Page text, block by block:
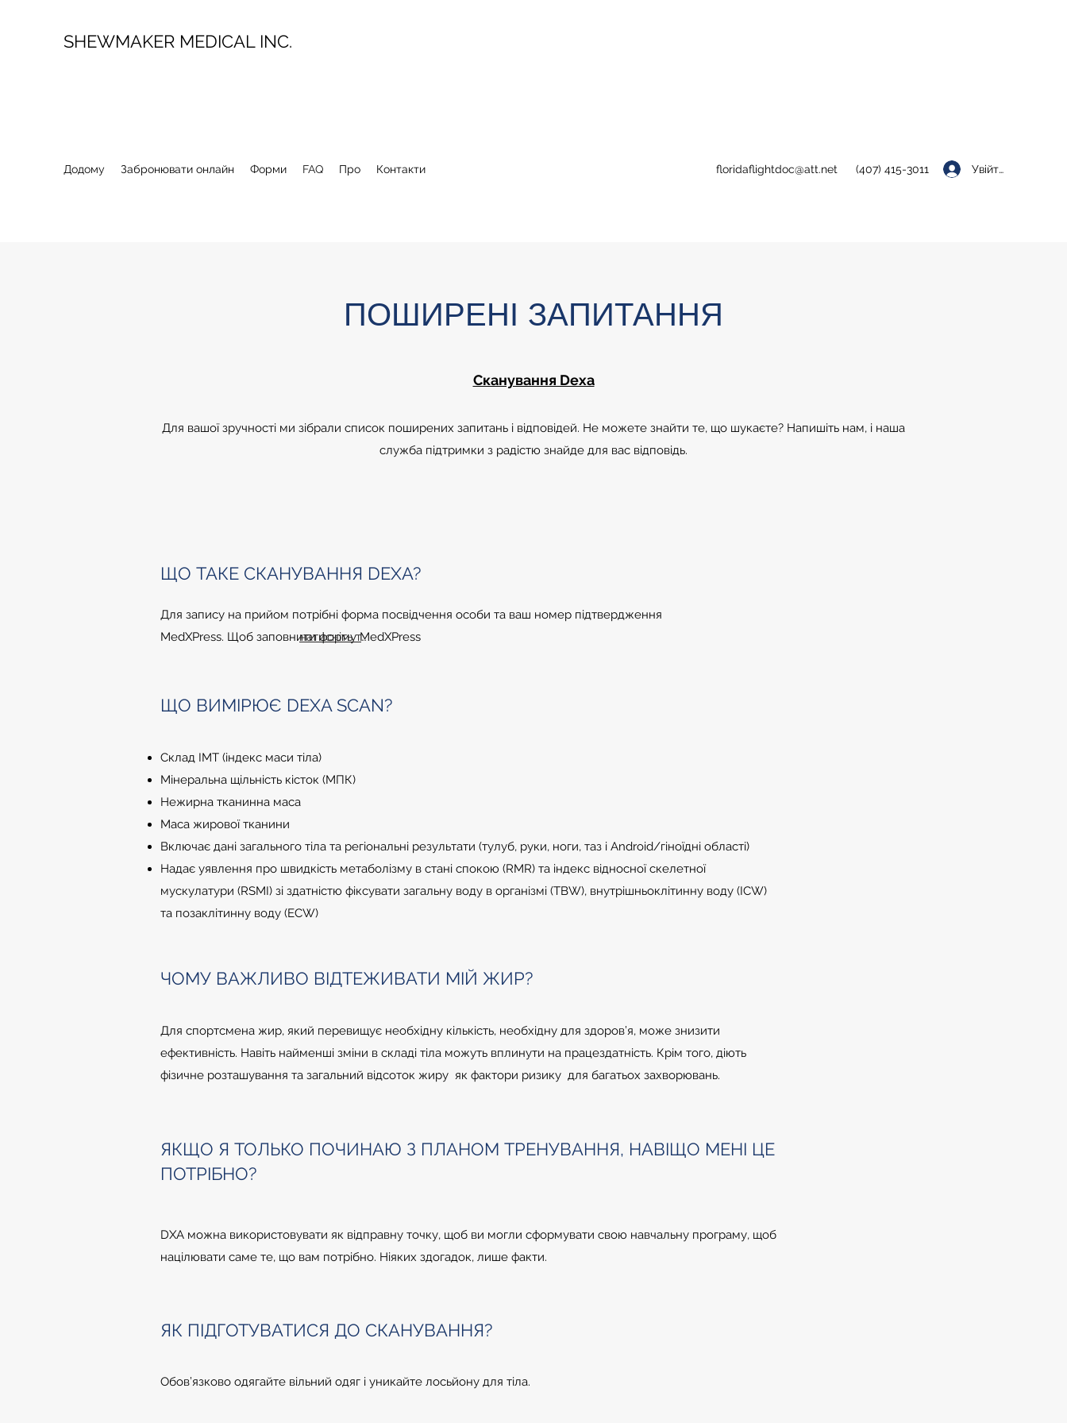
SHEWMAKER MEDICAL INC.
Додому Забронювати онлайн Форми FAQ Про Контакти floridaflightdoc@att.net (407) 415-3011 Увійти
ПОШИРЕНІ ЗАПИТАННЯ
Сканування Dexa
Для вашої зручності ми зібрали список поширених запитань і відповідей. Не можете знайти те, що шукаєте? Напишіть нам, і наша
служба підтримки з радістю знайде для вас відповідь.
ЩО ТАКЕ СКАНУВАННЯ DEXA?
Для запису на прийом потрібні форма посвідчення особи та ваш номер підтвердження
MedXPress. Щоб заповнити форму MedXPress
натисніть тут.
ЩО ВИМІРЮЄ DEXA SCAN?
Склад ІМТ (індекс маси тіла)
Мінеральна щільність кісток (МПК)
Нежирна тканинна маса
Маса жирової тканини
Включає дані загального тіла та регіональні результати (тулуб, руки, ноги, таз і Android/гіноїдні області)
Надає уявлення про швидкість метаболізму в стані спокою (RMR) та індекс відносної скелетної
мускулатури (RSMI) зі здатністю фіксувати загальну воду в організмі (TBW), внутрішньоклітинну воду (ICW)
та позаклітинну воду (ECW)
ЧОМУ ВАЖЛИВО ВІДТЕЖИВАТИ МІЙ ЖИР?
Для спортсмена жир, який перевищує необхідну кількість, необхідну для здоров’я, може знизити
ефективність. Навіть найменші зміни в складі тіла можуть вплинути на працездатність. Крім того, діють
фізичне розташування та загальний відсоток жиру як фактори ризику для багатьох захворювань.
ЯКЩО Я ТОЛЬКО ПОЧИНАЮ З ПЛАНОМ ТРЕНУВАННЯ, НАВІЩО МЕНІ ЦЕ
ПОТРІБНО?
DXA можна використовувати як відправну точку, щоб ви могли сформувати свою навчальну програму, щоб
націлювати саме те, що вам потрібно. Ніяких здогадок, лише факти.
ЯК ПІДГОТУВАТИСЯ ДО СКАНУВАННЯ?
Обов’язково одягайте вільний одяг і уникайте лосьйону для тіла.